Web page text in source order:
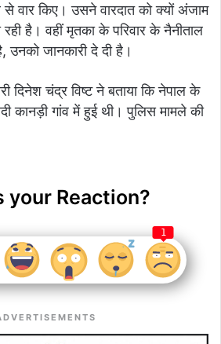
से वार किए। उसने वारदात को क्यों अंजाम
है। वहीं मृतका के परिवार के नैनीताल
उनको जानकारी दे दी है।
दिनेश चंद्र विष्ट ने बताया कि नेपाल के
कानड़ी गांव में हुई थी। पुलिस मामले की
your Reaction?
1